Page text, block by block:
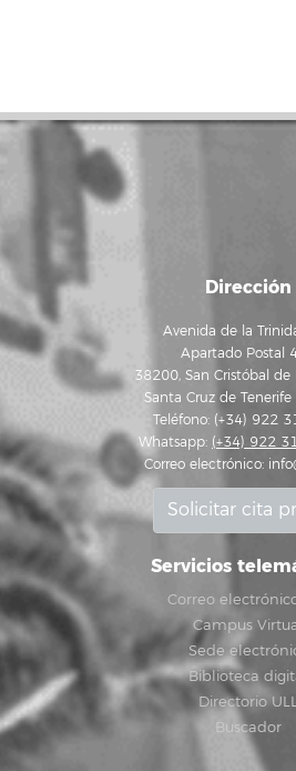
Dirección
Avenida de la
Apartado Postal
38200, San Cristóbal de
Santa Cruz de Tenerife
Teléfono: (+34) 922
Whatsapp: (+34) 922
Correo electrónico:
Solicitar cita
Servicios
Correo
Campus
Sede
Biblioteca
Directorio
Buscador